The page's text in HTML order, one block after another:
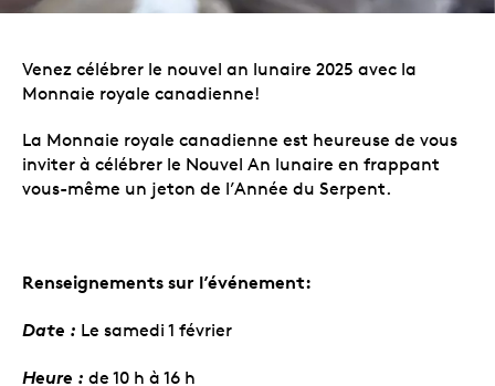
Venez célébrer le nouvel an lunaire 2025 avec la
Monnaie royale canadienne!
La Monnaie royale canadienne est heureuse de vous
inviter à célébrer le Nouvel An lunaire en frappant
vous-même un jeton de l’Année du Serpent.
Renseignements sur l’événement:
Date : Le samedi 1 février
Heure : de 10 h à 16 h